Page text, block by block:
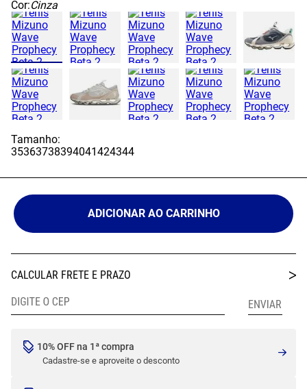
Cor:Cinza
Tamanho:
35363738394041424344
ADICIONAR AO CARRINHO
10% OFF na 1ª compra
Cadastre-se e aproveite o desconto